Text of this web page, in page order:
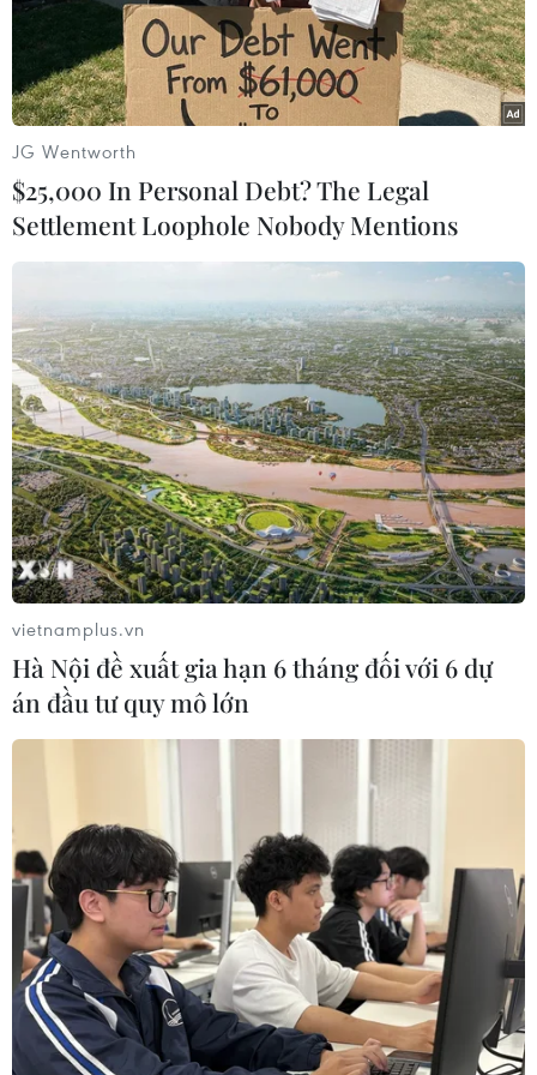
hỏi cần có sự lựa chọn các dự án đầu tư cũng
như có bước đi thích hợp với từng vùng thích
hợp, lúc đó mới bảo vệ được môi trường và phát
triển kinh tế bền vững.
Play
Video
Ông Nguyễn Hữu Hoài chia sẻ về chiến lược
phát triển "Vương quốc hang động" Quảng Bình.
- Thế còn một số dự án muốn xây dựng cáp treo
thì quan điểm của tỉnh như thế nào, thưa ông?
Ông Nguyễn Hữu Hoài:
Chúng tôi cho rằng việc
xây dựng cáp treo cũng là bình thường. Trong
phát triển du lịch thì phải đa dạng, cũng không
nhất thiết du lịch phải cần cáp treo, nhưng cũng
có thể với những nơi thuận lợi chúng tôi sẽ làm
cáp treo.
Cáp treo ở đây không được gây ô nhiễm môi
trường, cũng không phải không làm cáp treo là
tốt. Vấn đề ở chỗ vừa tăng được lượng khách để
giúp người dân địa phương có việc làm, có thu
nhập, nhưng đặc biệt vấn đề ô nhiễm môi
trường cần được quan tâm.
JG Wentworth
$25,000 In Personal Debt? The Legal
Settlement Loophole Nobody Mentions
vietnamplus.vn
Hà Nội đề xuất gia hạn 6 tháng đối với 6 dự
án đầu tư quy mô lớn